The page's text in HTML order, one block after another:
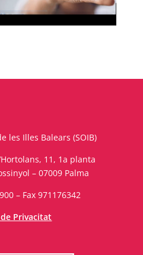
les Illes Balears (SOIB)
11, 1a planta
– 07009 Palma
– Fax 971176342
Privacitat